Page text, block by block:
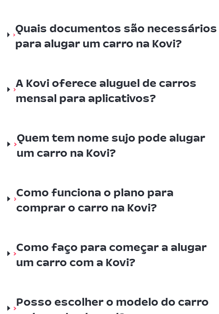
Quais documentos são necessários
para alugar um carro na Kovi?
A Kovi oferece aluguel de carros
mensal para aplicativos?
Quem tem nome sujo pode alugar
um carro na Kovi?
Como funciona o plano para
comprar o carro na Kovi?
Como faço para começar a alugar
um carro com a Kovi?
Posso escolher o modelo do carro